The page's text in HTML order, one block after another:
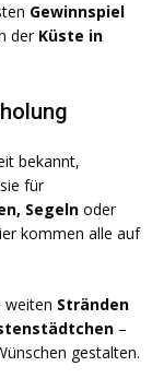
Gewinnspiel
der Küste in
bekannt,
für
Segeln oder
kommen alle auf
weiten Stränden
–
gestalten.